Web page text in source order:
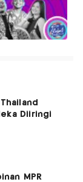
Diiringi
MPR